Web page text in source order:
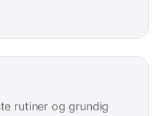
rutiner og grundig